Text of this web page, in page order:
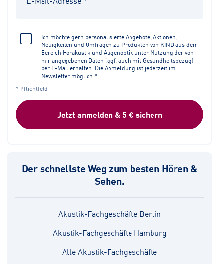
Ich möchte gern personalisierte Angebote , Aktionen,
Neuigkeiten und Umfragen zu Produkten von KIND aus dem
Bereich Hörakustik und Augenoptik unter Nutzung der von
mir angegebenen Daten (ggf. auch mit Gesundheitsbezug)
per E-Mail erhalten. Die Abmeldung ist jederzeit im
Newsletter möglich.*
* Pflichtfeld
Jetzt anmelden & 5 € sichern
Der schnellste Weg zum besten Hören &
Sehen.
Akustik-Fachgeschäfte Berlin
Akustik-Fachgeschäfte Hamburg
Alle Akustik-Fachgeschäfte